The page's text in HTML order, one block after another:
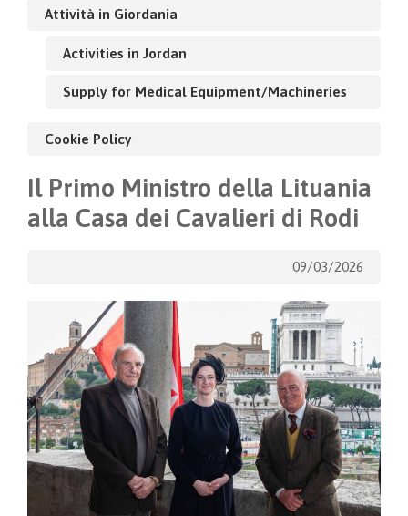
Attività in Giordania
Activities in Jordan
Supply for Medical Equipment/Machineries
Cookie Policy
Il Primo Ministro della Lituania
alla Casa dei Cavalieri di Rodi
09/03/2026